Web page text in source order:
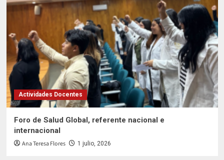
Actividades Docentes
Foro de Salud Global, referente nacional e
internacional
Ana Teresa Flores 1 julio, 2026